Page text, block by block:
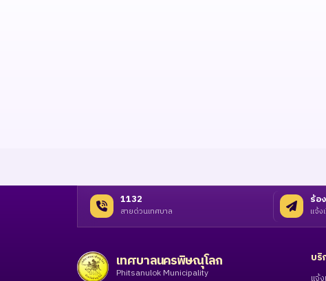
1132
สายด่วนเทศบาล
ร้อ
แจ้ง
เทศบาลนครพิษณุโลก
Phitsanulok Municipality
บริ